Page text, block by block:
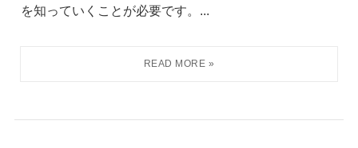
を知っていくことが必要です。...